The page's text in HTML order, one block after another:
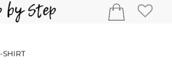
SHIRT